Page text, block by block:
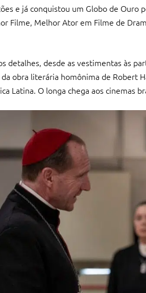
e já conquistou um Globo de
Filme, Melhor Ator em Filme de
detalhes, desde as vestimentas às
obra literária homônima de Robert
Latina. O longa chega aos cinemas